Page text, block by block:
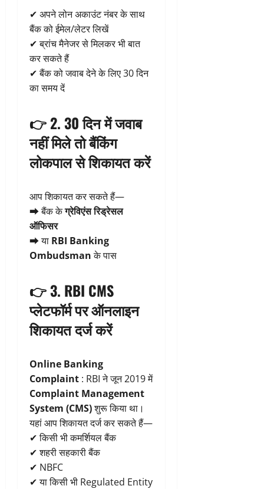
✔ अपने लोन अकाउंट नंबर के साथ
बैंक को ईमेल/लेटर लिखें
✔ ब्रांच मैनेजर से मिलकर भी बात
कर सकते हैं
✔ बैंक को जवाब देने के लिए 30 दिन
का समय दें
👉 2. 30 दिन में जवाब
नहीं मिले तो बैंकिंग
लोकपाल से शिकायत करें
आप शिकायत कर सकते हैं—
➡ बैंक केग्रेविएंस रिड्रेसल
ऑफिसर
➡ या RBI Banking
Ombudsmanके पास
👉 3. RBI CMS
प्लेटफॉर्म पर ऑनलाइन
शिकायत दर्ज करें
Online Banking
Complaint : RBI ने जून 2019 में
Complaint Management
System (CMS)शुरू किया था।
यहां आप शिकायत दर्ज कर सकते हैं—
✔ किसी भी कमर्शियल बैंक
✔ शहरी सहकारी बैंक
✔ NBFC
✔ या किसी भी Regulated Entity